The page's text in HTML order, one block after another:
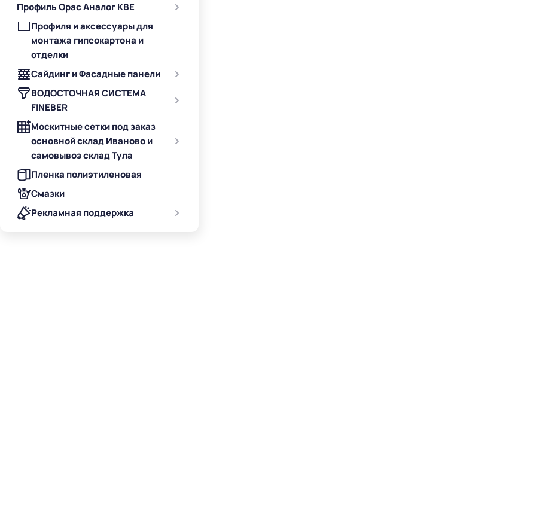
Профиль Орас Аналог KBE
Профиля и аксессуары для
монтажа гипсокартона и
отделки
Сайдинг и Фасадные панели
ВОДОСТОЧНАЯ СИСТЕМА
FINEBER
Москитные сетки под заказ
основной склад Иваново и
самовывоз склад Тула
Пленка полиэтиленовая
Смазки
Рекламная поддержка